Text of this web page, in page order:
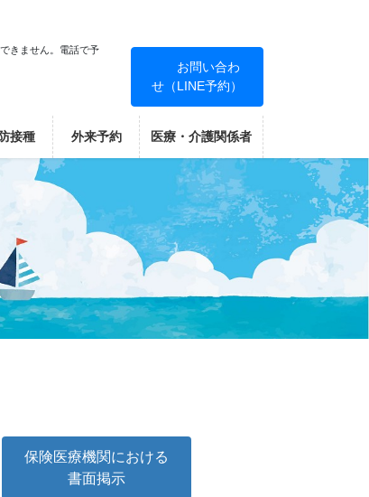
きません。電話で予
お問い合わ
せ（LINE予約）
接種 外来予約 医療・介護関係者
保険医療機関における
書面掲示